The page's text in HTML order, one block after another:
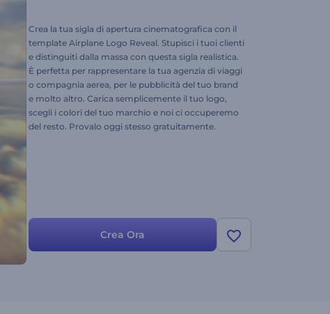
Crea la tua sigla di apertura cinematografica con il
template Airplane Logo Reveal. Stupisci i tuoi clienti
e distinguiti dalla massa con questa sigla realistica.
È perfetta per rappresentare la tua agenzia di viaggi
o compagnia aerea, per le pubblicità del tuo brand
e molto altro. Carica semplicemente il tuo logo,
scegli i colori del tuo marchio e noi ci occuperemo
del resto. Provalo oggi stesso gratuitamente.
Crea Ora